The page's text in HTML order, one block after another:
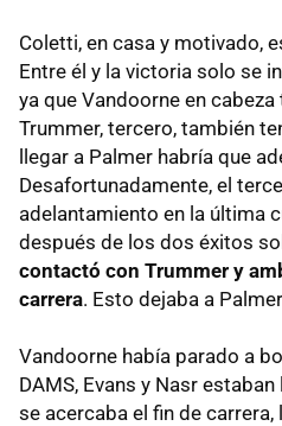
Coletti, en casa y motivado,
Entre él y la victoria solo se
ya que Vandoorne en
Trummer, tercero, también
llegar a Palmer habría que
Desafortunadamente, el
adelantamiento en la última
después de los dos éxitos
contactó con Trummer y
carrera. Esto dejaba a
Vandoorne había parado a
DAMS, Evans y Nasr
se acercaba el fin de